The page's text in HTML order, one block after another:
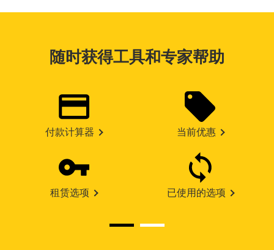
随时获得工具和专家帮助
付款计算器 当前优惠
租赁选项 已使用的选项